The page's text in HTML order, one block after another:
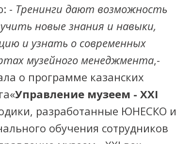
- Тренинги дают возможность
новые знания и навыки,
и узнать о современных
музейного менеджмента,-
о программе казанских
Управление музеем - XXI
разработанные ЮНЕСКО и
обучения сотрудников